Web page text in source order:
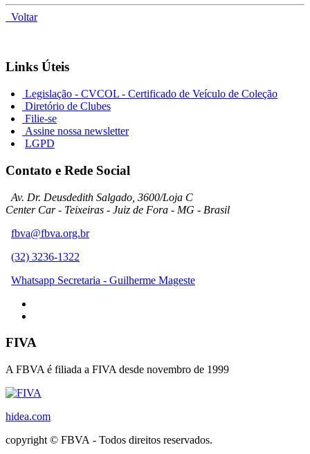
Voltar
Links Úteis
Legislação - CVCOL - Certificado de Veículo de Coleção
Diretório de Clubes
Filie-se
Assine nossa newsletter
LGPD
Contato e Rede Social
Av. Dr. Deusdedith Salgado, 3600/Loja C
Center Car - Teixeiras - Juiz de Fora - MG - Brasil
fbva@fbva.org.br
(32) 3236-1322
Whatsapp Secretaria - Guilherme Mageste
FIVA
A FBVA é filiada a FIVA desde novembro de 1999
hidea.com
copyright © FBVA - Todos direitos reservados.